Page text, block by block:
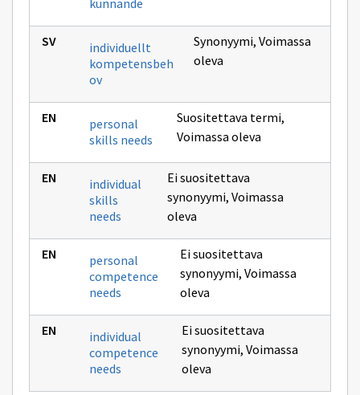
kunnande
individuellt
kompetensbeh
ov
Synonyymi, Voimassa
oleva
personal
skills needs
Suositettava termi,
Voimassa oleva
individual
skills
needs
Ei suositettava
synonyymi,Voimassa
oleva
personal
competence
needs
Ei suositettava
synonyymi,Voimassa
oleva
individual
competence
needs
Ei suositettava
synonyymi, Voimassa
oleva